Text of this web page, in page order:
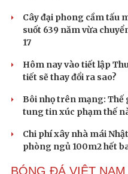
Cây đại phong cầm tấu
suốt 639 năm vừa
17
Hôm nay vào tiết lập
tiết sẽ thay đổi ra sao?
Bôi nhọ trên mạng: Thế
tung tin xúc phạm thế
Chi phí xây nhà mái
phòng ngủ 100m2 hết
BÓNG ĐÁ VIỆT NAM